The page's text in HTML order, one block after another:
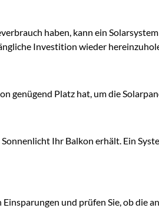
haben, kann ein
Investition wieder
genügend Platz hat, um die
Ihr Balkon erhält. Ein
und prüfen Sie, ob die